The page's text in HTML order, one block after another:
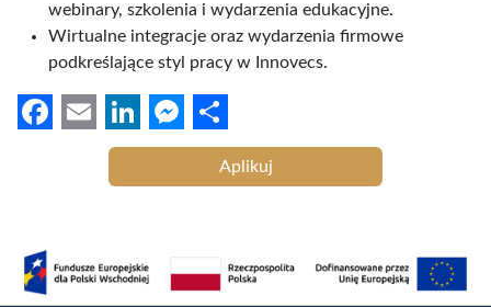
webinary, szkolenia i wydarzenia edukacyjne.
Wirtualne integracje oraz wydarzenia firmowe
podkreślające styl pracy w Innovecs.
e
b
l
L
i
e
M
e
S
h
e
Aplikuj